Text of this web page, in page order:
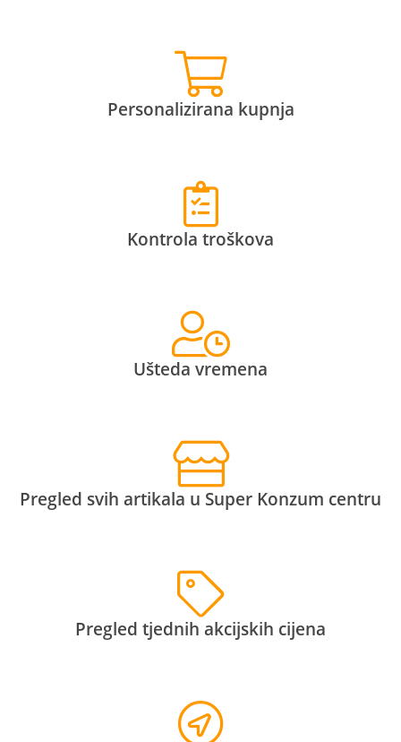
Personalizirana kupnja
Kontrola troškova
Ušteda vremena
Pregled svih artikala u Super Konzum centru
Pregled tjednih akcijskih cijena